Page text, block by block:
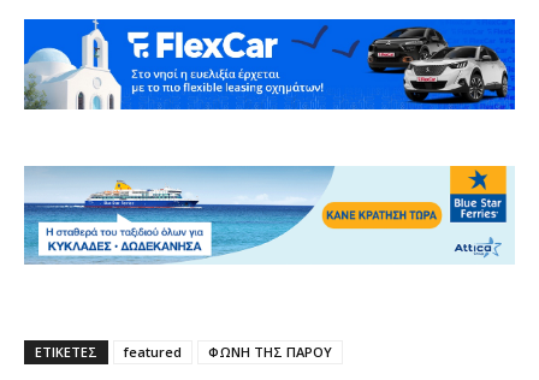
ΕΤΙΚΕΤΕΣ featured ΦΩΝΗ ΤΗΣ ΠΑΡΟΥ